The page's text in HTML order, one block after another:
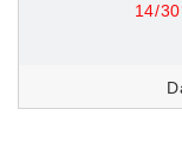
14/